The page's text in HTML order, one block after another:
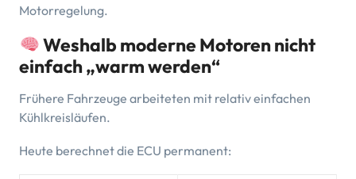
Motorregelung.
Weshalb moderne Motoren nicht
einfach „warm werden“
Frühere Fahrzeuge arbeiteten mit relativ einfachen
Kühlkreisläufen.
Heute berechnet die ECU permanent: